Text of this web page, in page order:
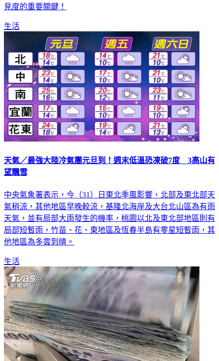
見度的重要關鍵！
生活
天氣／最強大陸冷氣團元旦到！週末低溫恐凍破7度 3高山有
望飄雪
中央氣象署表示，今（31）日東北季風影響，北部及東北部天
氣稍涼，其他地區早晚較涼，基隆北海岸及大台北山區為有雨
天氣，並有局部大雨發生的機率，桃園以北及東北部地區則有
局部短暫雨，竹苗、花、東地區及恆春半島有零星短暫雨，其
他地區為多雲到晴。
生活